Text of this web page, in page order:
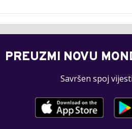
PREUZMI NOVU
Savršen spoj